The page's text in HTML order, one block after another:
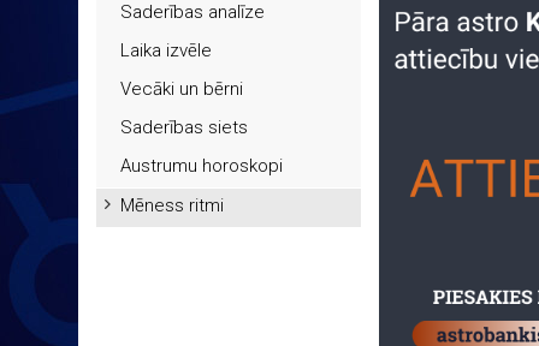
Saderības analīze
Laika izvēle
Vecāki un bērni
Saderības siets
Austrumu horoskopi
Mēness ritmi